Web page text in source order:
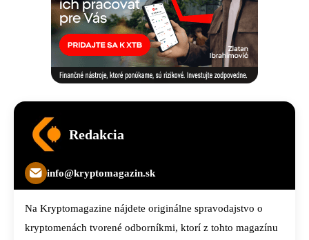
Redakcia
info@kryptomagazin.sk
Na Kryptomagazine nájdete originálne spravodajstvo o
kryptomenách tvorené odborníkmi, ktorí z tohto magazínu